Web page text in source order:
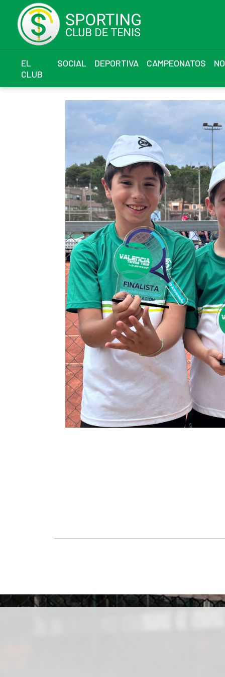
EL
CLUB
SOCIAL DEPORTIVA CAMPEONATOS